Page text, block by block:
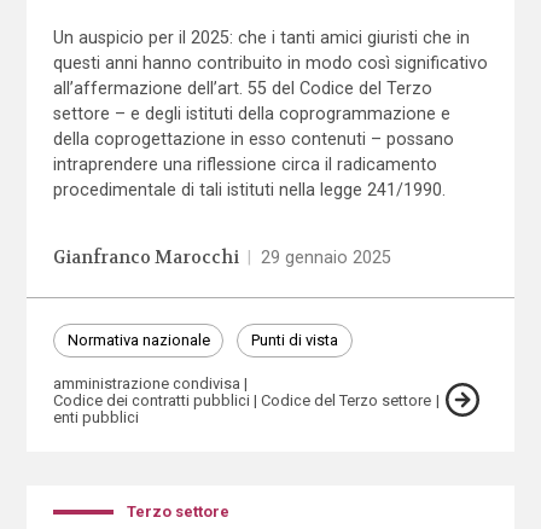
Un auspicio per il 2025: che i tanti amici giuristi che in
questi anni hanno contribuito in modo così significativo
all’affermazione dell’art. 55 del Codice del Terzo
settore – e degli istituti della coprogrammazione e
della coprogettazione in esso contenuti – possano
intraprendere una riflessione circa il radicamento
procedimentale di tali istituti nella legge 241/1990.
Gianfranco Marocchi 29 gennaio 2025
Normativa nazionale Punti di vista
amministrazione condivisa
Codice dei contratti pubblici
Codice del Terzo settore
enti pubblici
Terzo settore